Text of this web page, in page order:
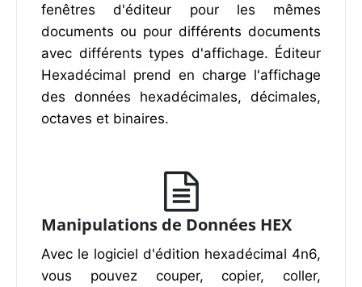
fenêtres d'éditeur pour les mêmes
documents ou pour différents documents
avec différents types d'affichage. Éditeur
Hexadécimal prend en charge l'affichage
des données hexadécimales, décimales,
octaves et binaires.
Manipulations de Données HEX
Avec le logiciel d'édition hexadécimal 4n6,
vous pouvez couper, copier, coller,